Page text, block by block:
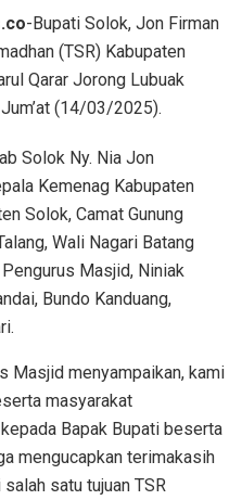
-Bupati Solok, Jon Firman
(TSR) Kabupaten
Qarar Jorong Lubuak
(14/03/2025).
Solok Ny. Nia Jon
Kemenag Kabupaten
Solok, Camat Gunung
Wali Nagari Batang
Masjid, Niniak
Bundo Kanduang,
Masjid menyampaikan, kami
masyarakat
Bapak Bupati beserta
mengucapkan terimakasih
satu tujuan TSR